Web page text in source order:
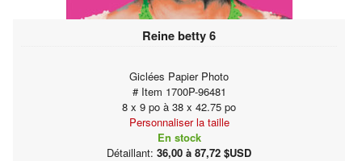
Reine betty 6
Giclées Papier Photo
# Item 1700P-96481
8 x 9 po à 38 x 42.75 po
Personnaliser la taille
En stock
Détaillant: 36,00 à 87,72 $USD